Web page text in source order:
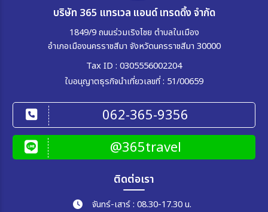
บริษัท 365 แทรเวล แอนด์ เทรดดิ้ง จำกัด
1849/9 ถนนร่วมเริงไชย ตำบลในเมือง
อำเภอเมืองนครราชสีมา จังหวัดนครราชสีมา 30000
Tax ID : 0305556002204
ใบอนุญาตธุรกิจนำเที่ยวเลขที่ : 51/00659
062-365-9356
@365travel
ติดต่อเรา
จันทร์-เสาร์ : 08.30-17.30 น.